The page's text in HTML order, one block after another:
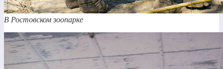
В Ростовском зоопарке